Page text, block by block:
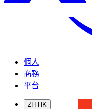
個人
商務
平台
ZH-HK